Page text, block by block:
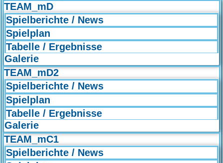
TEAM_mD
Spielberichte / News
Spielplan
Tabelle / Ergebnisse
Galerie
TEAM_mD2
Spielberichte / News
Spielplan
Tabelle / Ergebnisse
Galerie
TEAM_mC1
Spielberichte / News